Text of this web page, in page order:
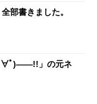
部書きました。
∀ﾟ)――!!」の元ネ